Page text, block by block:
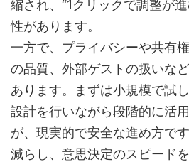
縮され、“1クリックで調整が
性があります。
一方で、プライバシーや共有
の品質、外部ゲストの扱いな
あります。まずは小規模で試
設計を行いながら段階的に活
が、現実的で安全な進め方で
減らし、意思決定のスピード